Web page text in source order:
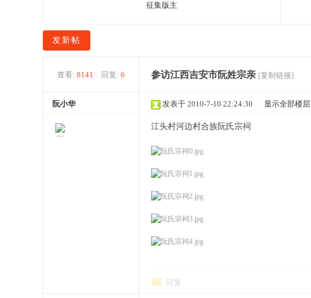
征集版主
发新帖
查看: 8141 回复: 6 参访江西吉安市阮姓宗亲 [复制链接]
阮小华 发表于 2010-7-10 22:24:30 显示全部楼层
江头村河边村合族阮氏宗祠
回复